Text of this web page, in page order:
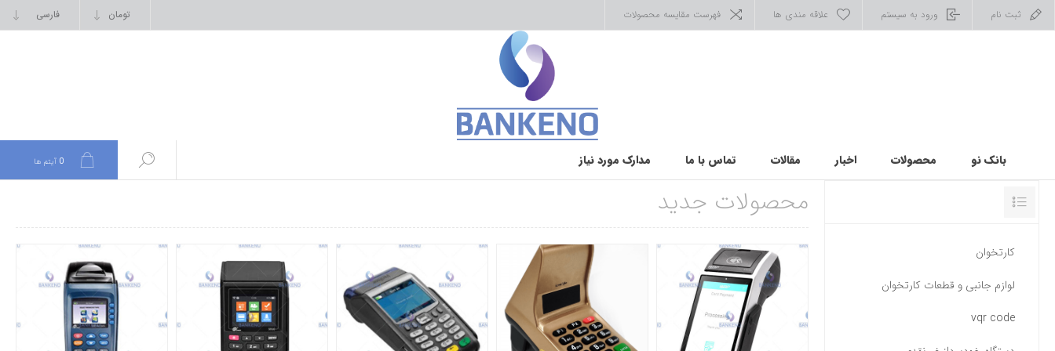
ثبت نام ورود به سیستم علاقه مندی ها فهرست مقایسه محصولات
بانک نو محصولات اخبار مقالات تماس با ما مدارک مورد نیاز 0 آیتم ها
محصولات جدید
کارتخوان
لوازم جانبی و قطعات کارتخوان
vqr code